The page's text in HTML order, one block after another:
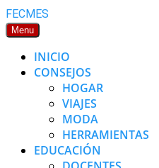
Skip
to
FECMES
Menu
INICIO
CONSEJOS
HOGAR
VIAJES
MODA
HERRAMIENTAS
EDUCACIÓN